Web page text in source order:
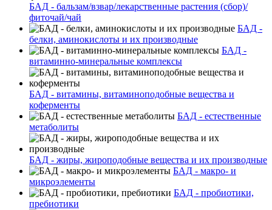
БАД - бальзам/взвар/лекарственные растения (сбор)/
фиточай/чай
БАД -
белки, аминокислоты и их производные
БАД -
витаминно-минеральные комплексы
БАД - витамины, витаминоподобные вещества и
коферменты
БАД - естественные
метаболиты
БАД - жиры, жироподобные вещества и их производные
БАД - макро- и
микроэлементы
БАД - пробиотики,
пребиотики